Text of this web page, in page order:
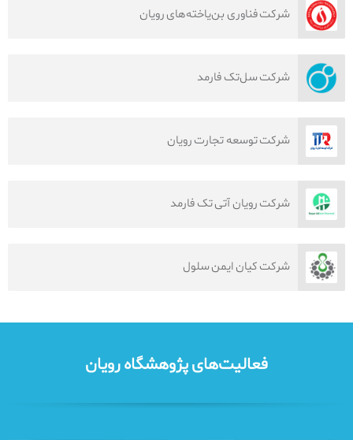
شرکت فناوری بن‌یاخته‌های رویان
شرکت سل‌تک فارمد
شرکت توسعه تجارت رویان
شرکت رویان آتی تک فارمد
شرکت کیان ایمن سلول
فعالیت‌های پژوهشگاه رویان